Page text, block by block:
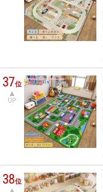
37位
UP
38位